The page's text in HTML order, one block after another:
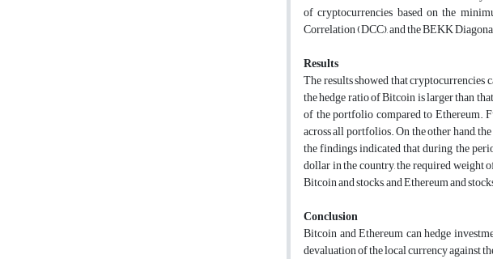
of cryptocurrencies based on the
Correlation (DCC), and the BEKK
Results
The results showed that cryptocurrencies
the hedge ratio of Bitcoin is larger than
of the portfolio compared to Ethereum.
across all portfolios. On the other hand,
the findings indicated that during the
dollar in the country, the required weight
Bitcoin and stocks, and Ethereum and
Conclusion
Bitcoin and Ethereum can hedge
devaluation of the local currency against